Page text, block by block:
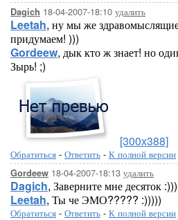
Dagich 18-04-2007-18:10 удалить
Leetah, ну мы же
придумаем! )))
Gordeew, дык кто ж знает! но
Зырь! ;)
[300x388]
Обратиться - Ответить - К полной версии
Gordeew 18-04-2007-18:13 удалить
Dagich, Заверните мне десяток :)))
Leetah, Ты че ЭМО????? :)))))
Обратиться - Ответить - К полной версии